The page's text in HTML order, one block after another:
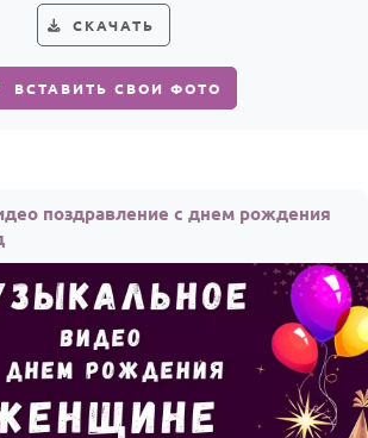
СКАЧАТЬ
ВСТАВИТЬ СВОИ ФОТО
поздравление с днем рождения